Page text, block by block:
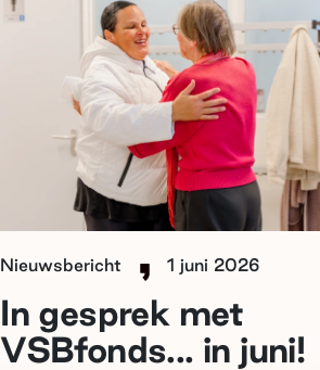
Nieuwsbericht 1 juni 2026
In gesprek met
VSBfonds... in juni!